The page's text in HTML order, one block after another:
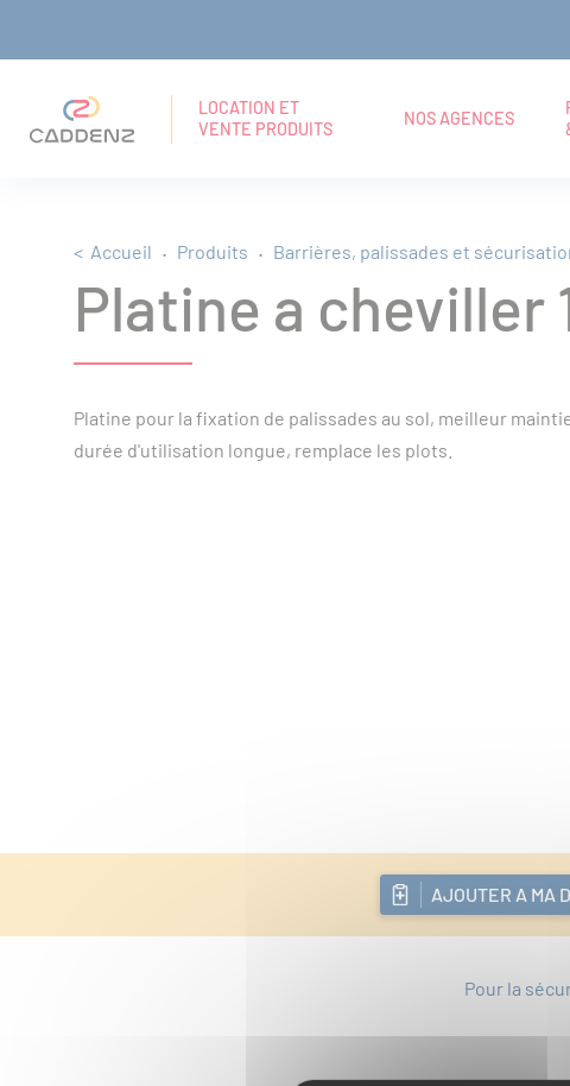
menu
contenu
pied
LOCATION ET
VENTE PRODUITS
NOS AGENCES
EN
TEXTE
Fil d'Ariane
Accueil Produits Barrières, palissades et
Platine a cheviller
Platine pour la fixation de palissades au sol, meilleur
durée d'utilisation longue, remplace les plots.
AJOUTER A MA
Pour la